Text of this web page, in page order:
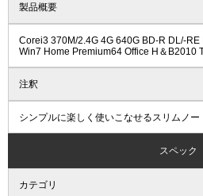
製品概要
Corei3 370M/2.4G 4G 640G BD-R DL/-RE
Win7 Home Premium64 Office H＆B2010
注釈
シンプルに楽しく使いこなせるスリムノー
スペック
カテゴリ